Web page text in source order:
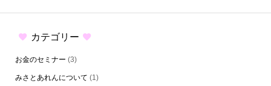
カテゴリー
お金のセミナー (3)
みさとあれんについて (1)